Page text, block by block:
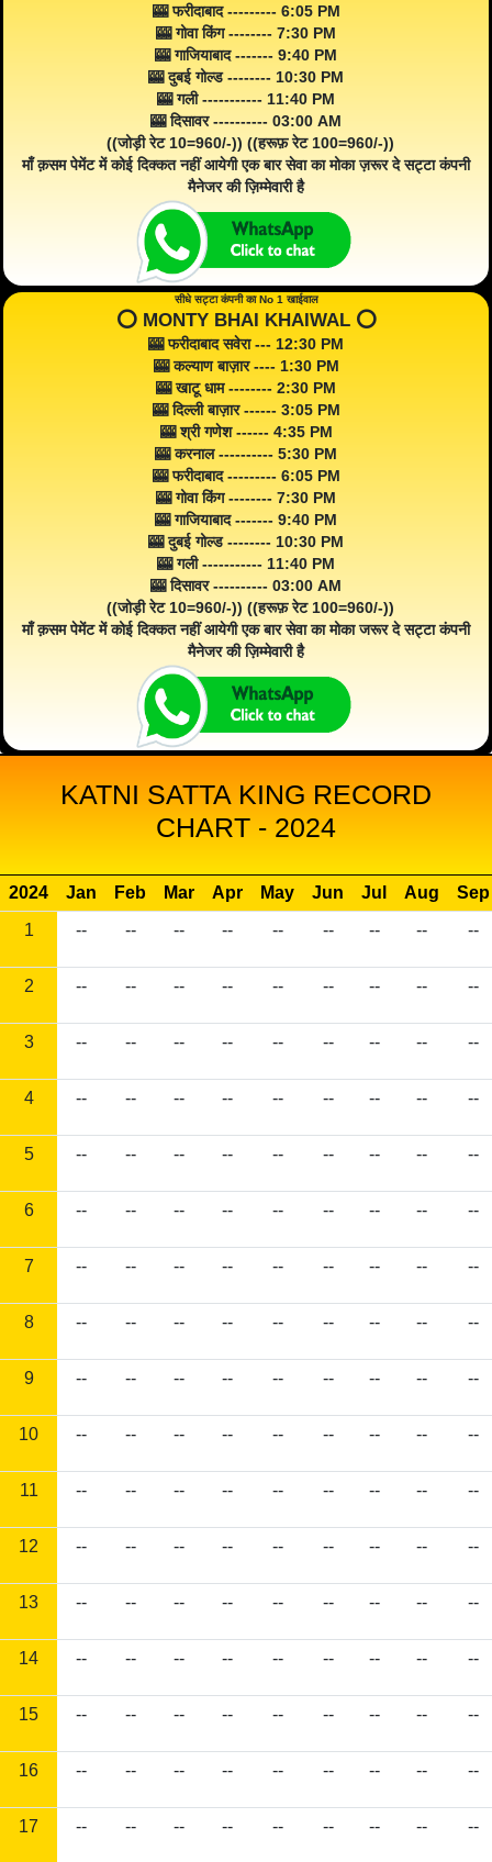
🎰 फरीदाबाद --------- 6:05 PM
🎰 गोवा किंग -------- 7:30 PM
🎰 गाजियाबाद ------- 9:40 PM
🎰 दुबई गोल्ड -------- 10:30 PM
🎰 गली ----------- 11:40 PM
🎰 दिसावर ---------- 03:00 AM
((जोड़ी रेट 10=960/-)) ((हरूफ़ रेट 100=960/-))
माँ क़सम पेमेंट में कोई दिक्कत नहीं आयेगी एक बार सेवा का मोका ज़रूर दे सट्टा कंपनी
मैनेजर की ज़िम्मेवारी है
सीधे सट्टा कंपनी का No 1 खाईवाल
⭕️ MONTY BHAI KHAIWAL ⭕️
🎰 फरीदाबाद सवेरा --- 12:30 PM
🎰 कल्याण बाज़ार ---- 1:30 PM
🎰 खाटू धाम -------- 2:30 PM
🎰 दिल्ली बाज़ार ------ 3:05 PM
🎰 श्री गणेश ------ 4:35 PM
🎰 करनाल ---------- 5:30 PM
🎰 फरीदाबाद --------- 6:05 PM
🎰 गोवा किंग -------- 7:30 PM
🎰 गाजियाबाद ------- 9:40 PM
🎰 दुबई गोल्ड -------- 10:30 PM
🎰 गली ----------- 11:40 PM
🎰 दिसावर ---------- 03:00 AM
((जोड़ी रेट 10=960/-)) ((हरूफ़ रेट 100=960/-))
माँ क़सम पेमेंट में कोई दिक्कत नहीं आयेगी एक बार सेवा का मोका जरूर दे सट्टा कंपनी
मैनेजर की ज़िम्मेवारी है
KATNI SATTA KING RECORD
CHART - 2024
2024 Jan Feb Mar Apr May Jun Jul Aug
Sep
1
-- -- -- -- -- -- -- -- --
2 -- -- -- -- -- -- -- -- --
3 -- -- -- -- -- -- -- -- --
4 -- -- -- -- -- -- -- -- --
5 -- -- -- -- -- -- -- -- --
6 -- -- -- -- -- -- -- -- --
7 -- -- -- -- -- -- -- -- --
8 -- -- -- -- -- -- -- -- --
9 -- -- -- -- -- -- -- -- --
10 -- -- -- -- -- -- -- -- --
11 -- -- -- -- -- -- -- -- --
12 -- -- -- -- -- -- -- -- --
13 -- -- -- -- -- -- -- -- --
14 -- -- -- -- -- -- -- -- --
15 -- -- -- -- -- -- -- -- --
16 -- -- -- -- -- -- -- -- --
17 -- -- -- -- -- -- -- -- --